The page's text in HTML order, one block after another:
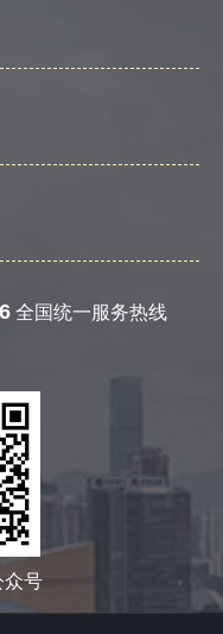
全国统一服务热线
众号